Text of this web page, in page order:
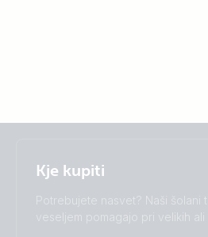
Slovenščina
Change language
Čeština
Kje kupiti
Potrebujete nasvet? Naši šolani
veseljem pomagajo pri velikih ali